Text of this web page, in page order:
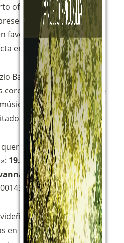
ofrecerán a la Operación
de sus
favor de los «hermanitos»
entre el público.
Barchi, y gracias chicos y
coros… Es realmente cierto
no puede evitar abrir
amigos: Comienzo
19.30 h–Iglesia
Antida Thouret,Via
Roma.
que no debes
en persona si estás en